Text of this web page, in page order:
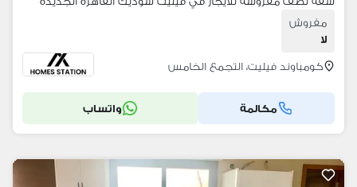
مفروش
لا
كومباوند فيليت، التجمع الخامس
مكالمة واتساب